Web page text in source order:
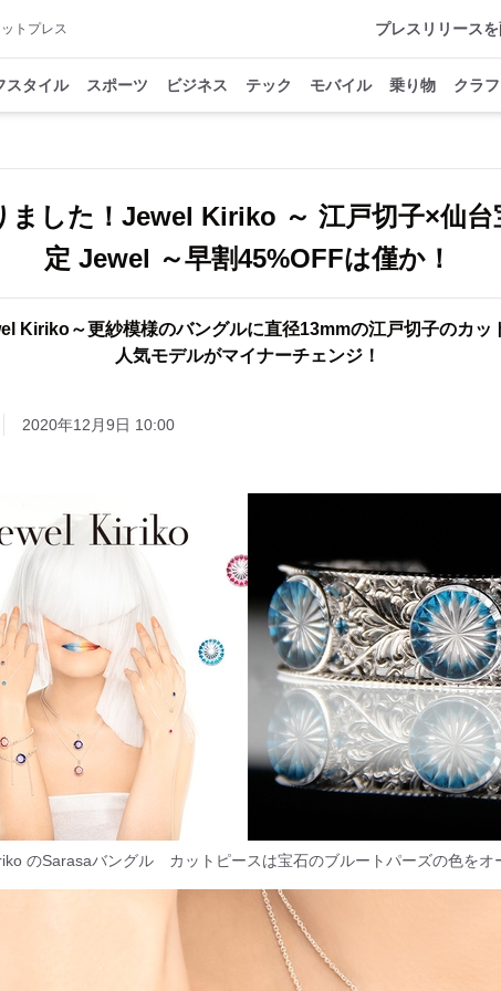
トプレス プレスリリース
スタイル スポーツ ビジネス テック モバイル 乗り物 クラ
ました！Jewel Kiriko ～ 江戸切子×仙台
定 Jewel ～早割45%OFFは僅か！
Kiriko～更紗模様のバングルに直径13mmの江戸切子のカッ
人気モデルがマイナーチェンジ！
2020年12月9日 10:00
のSarasaバングル カットピースは宝石のブルートパーズの色をオ